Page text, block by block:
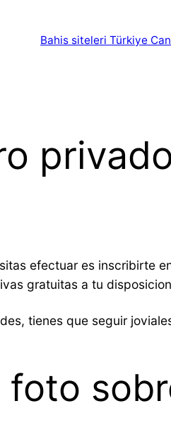
Bahis siteleri Türkiye
efectuar es inscribirte
gratuitas a tu
tienes que seguir